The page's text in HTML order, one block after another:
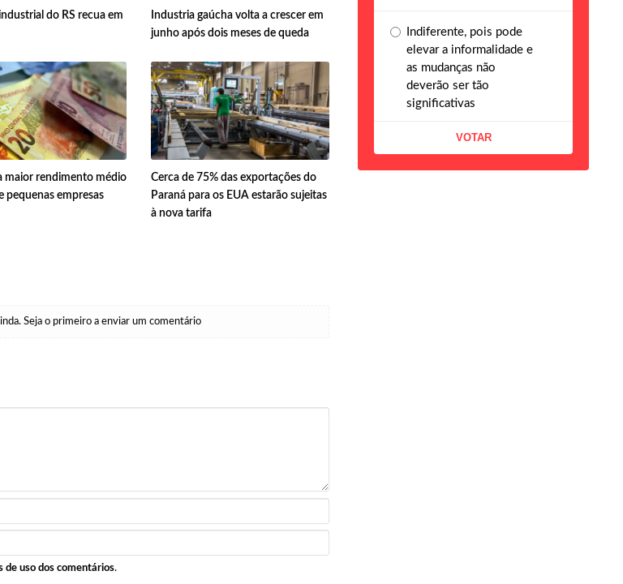
do RS recua em
Industria gaúcha volta a crescer em
junho após dois meses de queda
maior rendimento médio
pequenas empresas
Cerca de 75% das exportações do
Paraná para os EUA estarão sujeitas
à nova tarifa
Seja o primeiro a enviar um comentário
de uso dos comentários.
Indiferente, pois pode
elevar a informalidade e
as mudanças não
deverão ser tão
significativas